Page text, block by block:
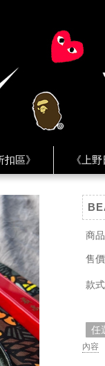
扣區》 《上
★ Facebook ★
商
售價
款式
任
內容